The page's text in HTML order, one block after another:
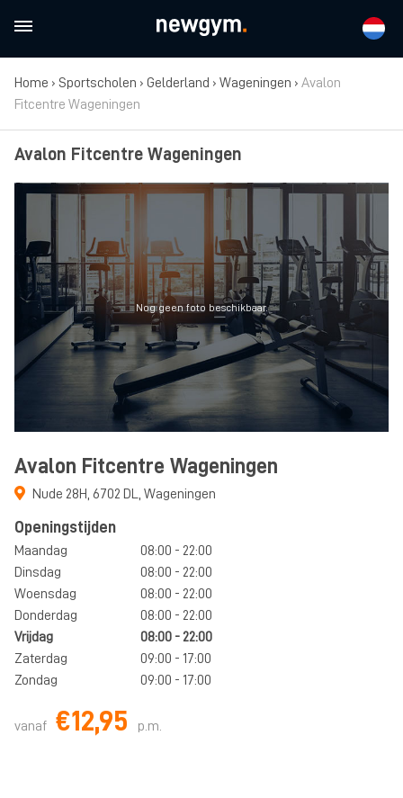
Home › Sportscholen › Gelderland › Wageningen › Avalon
Fitcentre Wageningen
Avalon Fitcentre Wageningen
Nog geen foto beschikbaar.
Avalon Fitcentre Wageningen
Nude 28H, 6702 DL, Wageningen
Openingstijden
Maandag
08:00 - 22:00
Dinsdag
08:00 - 22:00
Woensdag
08:00 - 22:00
Donderdag
08:00 - 22:00
Vrijdag
08:00 - 22:00
Zaterdag
09:00 - 17:00
Zondag
09:00 - 17:00
vanaf €12,95 p.m.